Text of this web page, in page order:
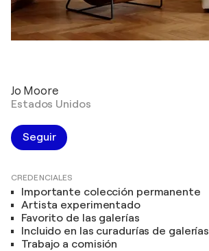
Jo Moore
Estados Unidos
Seguir
CREDENCIALES
Importante colección permanente
Artista experimentado
Favorito de las galerías
Incluido en las curadurías de galerías
Trabajo a comisión